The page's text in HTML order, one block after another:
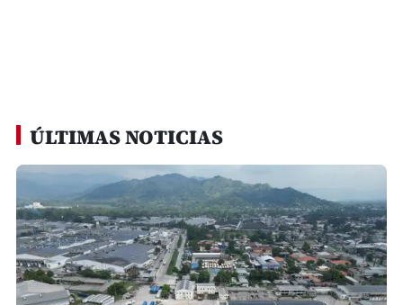
ÚLTIMAS NOTICIAS